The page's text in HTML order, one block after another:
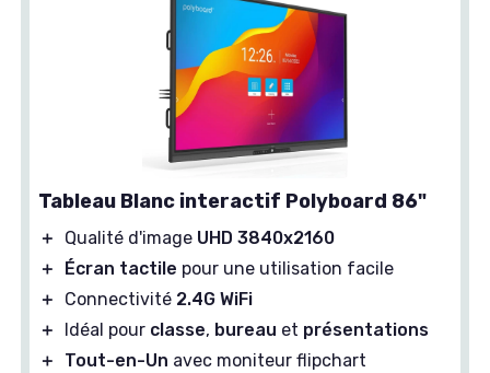
Tableau Blanc interactif Polyboard 86"
＋ Qualité d'image UHD 3840x2160
＋
Écran tactile pour une utilisation facile
＋
Connectivité 2.4G WiFi
＋
Idéal pour classe, bureau et présentations
＋
Tout-en-Un avec moniteur flipchart